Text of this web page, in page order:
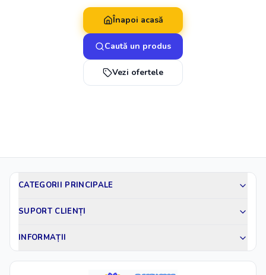
Înapoi acasă
Caută un produs
Vezi ofertele
CATEGORII PRINCIPALE
SUPORT CLIENȚI
INFORMAȚII